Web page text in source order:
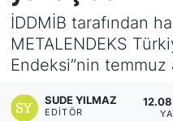
İDDMİB tarafından
METALENDEKS
Endeksi”nin temmuz
SUDE YILMAZ
EDITÖR
Yurt Dışı Fuarlar
Teknoloji
Spor
KÜLTÜR SANAT
ŞİRKET
SAVUNMA